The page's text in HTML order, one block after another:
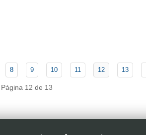
8 9 10 11 12 13
Página 12 de 13